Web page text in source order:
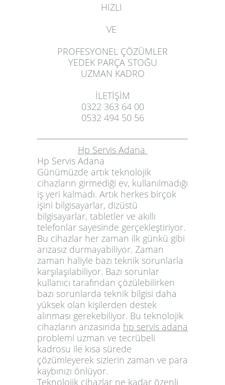
HIZLI
VE
PROFESYONEL ÇÖZÜMLER
YEDEK PARÇA STOĞU
UZMAN KADRO
İLETİŞİM
0322 363 64 00
0532 494 50 56
Hp Servis Adana
Hp Servis Adana
Günümüzde artık teknolojik
cihazların girmediği ev, kullanılmadığı
iş yeri kalmadı. Artık herkes birçok
işini bilgisayarlar, dizüstü
bilgisayarlar, tabletler ve akıllı
telefonlar sayesinde gerçekleştiriyor.
Bu cihazlar her zaman ilk günkü gibi
arızasız durmayabiliyor. Zaman
zaman haliyle bazı teknik sorunlarla
karşılaşılabiliyor. Bazı sorunlar
kullanıcı tarafından çözülebilirken
bazı sorunlarda teknik bilgisi daha
yüksek olan kişilerden destek
alınması gerekebiliyor. Bu teknolojik
cihazların arızasında hp servis adana
problemi uzman ve tecrübeli
kadrosu ile kısa sürede
çözümleyerek sizlerin zaman ve para
kaybınızı önlüyor.
Teknolojik cihazlar ne kadar özenli